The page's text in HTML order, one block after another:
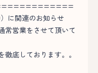
に関連のお知らせ
常営業をさせて頂いて
底しております。。